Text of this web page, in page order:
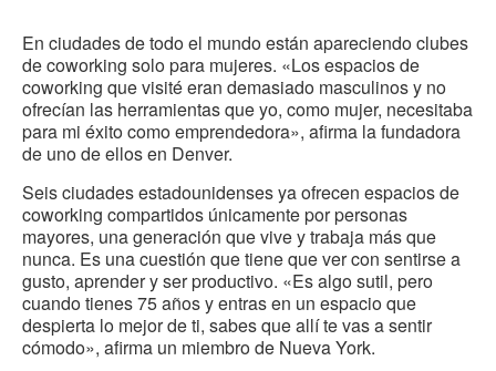
En ciudades de todo el mundo están apareciendo clubes
de coworking solo para mujeres. «Los espacios de
coworking que visité eran demasiado masculinos y no
ofrecían las herramientas que yo, como mujer, necesitaba
para mi éxito como emprendedora», afirma la fundadora
de uno de ellos en Denver.
Seis ciudades estadounidenses ya ofrecen espacios de
coworking compartidos únicamente por personas
mayores, una generación que vive y trabaja más que
nunca. Es una cuestión que tiene que ver con sentirse a
gusto, aprender y ser productivo. «Es algo sutil, pero
cuando tienes 75 años y entras en un espacio que
despierta lo mejor de ti, sabes que allí te vas a sentir
cómodo», afirma un miembro de Nueva York.